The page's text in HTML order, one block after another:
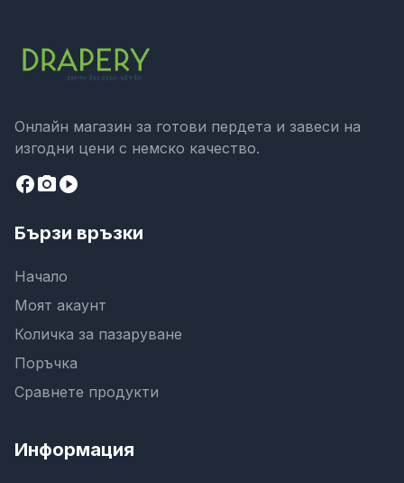
Онлайн магазин за готови пердета и завеси на
изгодни цени с немско качество.
facebookcamera_altplay_circle
Бързи връзки
Начало
Моят акаунт
Количка за пазаруване
Поръчка
Сравнете продукти
Информация